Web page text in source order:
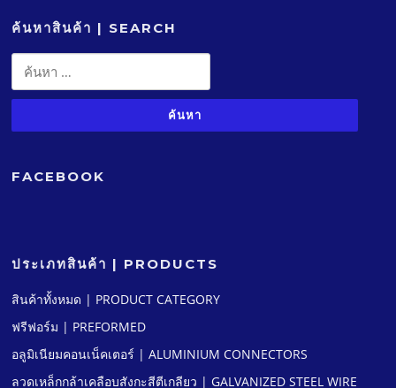
ค้นหาสินค้า | SEARCH
ค้นหา
FACEBOOK
ประเภทสินค้า | PRODUCTS
สินค้าทั้งหมด | PRODUCT CATEGORY
ฟรีฟอร์ม | PREFORMED
อลูมิเนียมคอนเน็คเตอร์ | ALUMINIUM CONNECTORS
ลวดเหล็กกล้าเคลือบสังกะสีตีเกลียว | GALVANIZED STEEL WIRE